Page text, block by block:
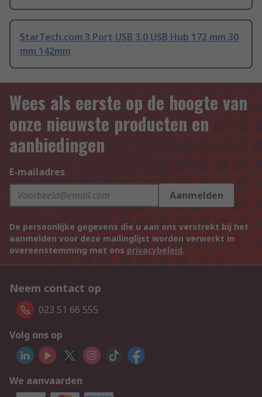
StarTech.com 3 Port USB 3.0 USB Hub 172 mm 30
mm 142mm
Wees als eerste op de hoogte van
onze nieuwste producten en
aanbiedingen
E-mailadres
Aanmelden
De persoonlijke gegevens die u aan ons verstrekt bij het
aanmelden voor deze mailinglijst worden verwerkt in
overeenstemming met ons privacybeleid.
Neem contact op
023 51 66 555
Volg ons op
We aanvaarden